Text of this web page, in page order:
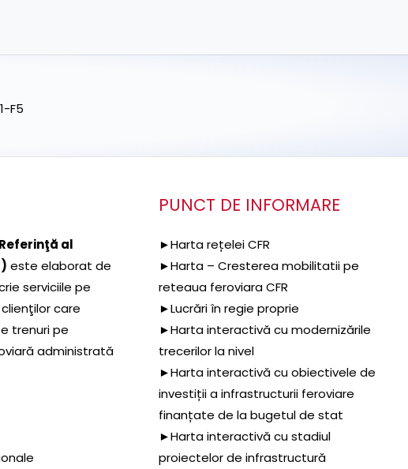
F5
al
este elaborat de
serviciile pe
care
trenuri pe
administrată
PUNCT DE INFORMARE
►Harta rețelei CFR
►Harta – Cresterea mobilitatii pe
reteaua feroviara CFR
►Lucrări în regie proprie
►Harta interactivă cu modernizările
trecerilor la nivel
►Harta interactivă cu obiectivele de
investiții a infrastructurii feroviare
finanțate de la bugetul de stat
►Harta interactivă cu stadiul
proiectelor de infrastructură